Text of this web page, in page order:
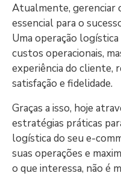
Atualmente, gerenciar
essencial para o
Uma operação
custos operacionais,
experiência do cliente,
satisfação e fidelidade.
Graças a isso, hoje
estratégias práticas
logística do seu e-
suas operações e
o que interessa, não é